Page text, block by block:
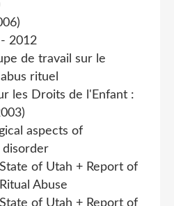
2012
de travail sur le
rituel
les Droits de l'Enfant :
aspects of
of Utah + Report of
Abuse
of Utah + Report of